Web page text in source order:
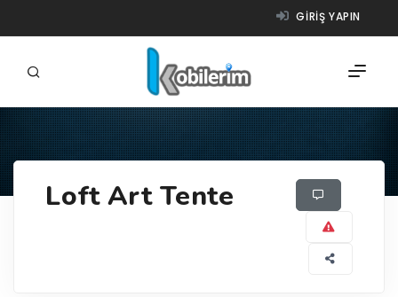
GIRIŞ YAPIN
ÜRÜNLER
Loft Art Tente